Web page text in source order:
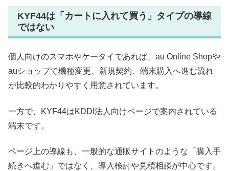
KYF44は「カートに入れて買う」タイプの導線
ではない
個人向けのスマホやケータイであれば、au Online Shopや
auショップで機種変更、新規契約、端末購入へ進む流れ
が比較的わかりやすく用意されています。
一方で、KYF44はKDDI法人向けページで案内されている
端末です。
ページ上の導線も、一般的な通販サイトのような「購入手
続きへ進む」ではなく、導入検討や見積相談が中心です。